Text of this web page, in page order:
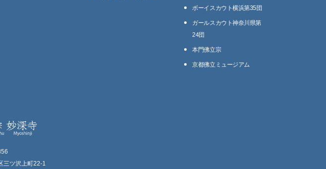
ボーイスカウト横浜第35団
ガールスカウト神奈川県第
24団
本門佛立宗
京都佛立ミュージアム
三ツ沢上町22-1